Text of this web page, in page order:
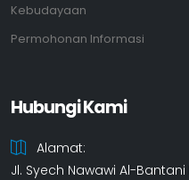
Kebudayaan
Permohonan Informasi
Hubungi Kami
Alamat:
Jl. Syech Nawawi Al-Bantani